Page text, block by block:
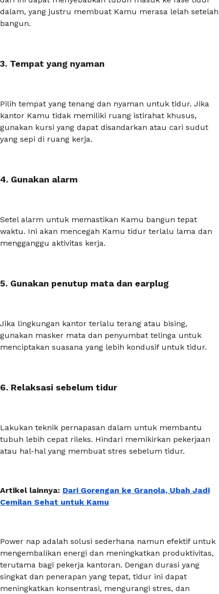
dalam, yang justru membuat Kamu merasa lelah setelah
bangun.
3. Tempat yang nyaman
Pilih tempat yang tenang dan nyaman untuk tidur. Jika
kantor Kamu tidak memiliki ruang istirahat khusus,
gunakan kursi yang dapat disandarkan atau cari sudut
yang sepi di ruang kerja.
4. Gunakan alarm
Setel alarm untuk memastikan Kamu bangun tepat
waktu. Ini akan mencegah Kamu tidur terlalu lama dan
mengganggu aktivitas kerja.
5. Gunakan penutup mata dan earplug
Jika lingkungan kantor terlalu terang atau bising,
gunakan masker mata dan penyumbat telinga untuk
menciptakan suasana yang lebih kondusif untuk tidur.
6. Relaksasi sebelum tidur
Lakukan teknik pernapasan dalam untuk membantu
tubuh lebih cepat rileks. Hindari memikirkan pekerjaan
atau hal-hal yang membuat stres sebelum tidur.
Artikel lainnya: Dari Gorengan ke Granola, Ubah Jadi
Cemilan Sehat untuk Kamu
Power nap adalah solusi sederhana namun efektif untuk
mengembalikan energi dan meningkatkan produktivitas,
terutama bagi pekerja kantoran. Dengan durasi yang
singkat dan penerapan yang tepat, tidur ini dapat
meningkatkan konsentrasi, mengurangi stres, dan